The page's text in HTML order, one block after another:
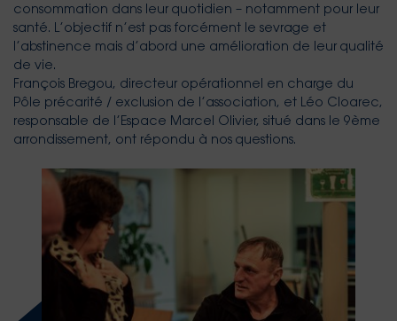
consommation dans leur quotidien – notamment pour leur
santé. L’objectif n’est pas forcément le sevrage et
l’abstinence mais d’abord une amélioration de leur qualité
de vie.
François Bregou, directeur opérationnel en charge du
Pôle précarité / exclusion de l’association, et Léo Cloarec,
responsable de l’Espace Marcel Olivier, situé dans le 9ème
arrondissement, ont répondu à nos questions.